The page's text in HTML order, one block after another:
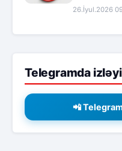
26.İyul.2026
Telegramda
📲